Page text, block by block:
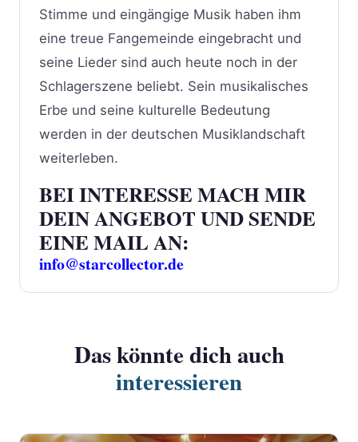
Stimme und eingängige Musik haben ihm
eine treue Fangemeinde eingebracht und
seine Lieder sind auch heute noch in der
Schlagerszene beliebt. Sein musikalisches
Erbe und seine kulturelle Bedeutung
werden in der deutschen Musiklandschaft
weiterleben.
BEI INTERESSE MACH MIR
DEIN ANGEBOT UND SENDE
EINE MAIL AN:
info@starcollector.de
Das könnte dich auch
interessieren